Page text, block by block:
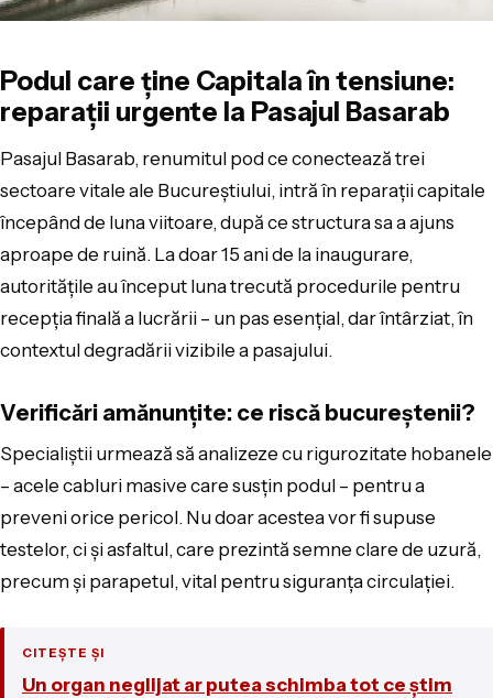
Podul care ține Capitala în tensiune:
reparații urgente la Pasajul Basarab
Pasajul Basarab, renumitul pod ce conectează trei
sectoare vitale ale Bucureștiului, intră în reparații capitale
începând de luna viitoare, după ce structura sa a ajuns
aproape de ruină. La doar 15 ani de la inaugurare,
autoritățile au început luna trecută procedurile pentru
recepția finală a lucrării – un pas esențial, dar întârziat, în
contextul degradării vizibile a pasajului.
Verificări amănunțite: ce riscă bucureștenii?
Specialiștii urmează să analizeze cu rigurozitate hobanele
– acele cabluri masive care susțin podul – pentru a
preveni orice pericol. Nu doar acestea vor fi supuse
testelor, ci și asfaltul, care prezintă semne clare de uzură,
precum și parapetul, vital pentru siguranța circulației.
CITEȘTE ȘI
Un organ neglijat ar putea schimba tot ce știm